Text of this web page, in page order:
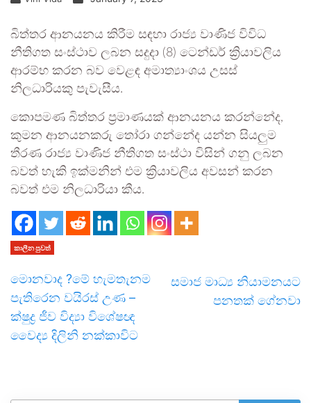
බිත්තර ආනයනය කිරීම සඳහා රාජ්‍ය වාණිජ විවිධ
නීතිගත සංස්ථාව ලබන සදුදා (8) ටෙන්ඩර් ක්‍රියාවලිය
ආරම්භ කරන බව වෙළඳ අමාත්‍යාංශය උසස්
නිලධාරියකු පැවැසීය.
කොපමණ බිත්තර ප්‍රමාණයක් ආනයනය කරන්නේද,
කුමන ආනයනකරු තෝරා ගන්නේද යන්න සියලුම
තීරණ රාජ්‍ය වාණිජ නීතිගත සංස්ථා විසින් ගනු ලබන
බවත් හැකි ඉක්මනින් එම ක්‍රියාවලිය අවසන් කරන
බවත් එම නිලධාරියා කීය.
කාලීන පුවත්
මොනවාද ?මේ හැමතැනම
පැතිරෙන වයිරස් උණ –
ක්ෂුද්‍ර ජීව විද්‍යා විශේෂඥ
වෛද්‍ය දිලිනි නක්කාවිට
සමාජ මාධ්‍ය නියාමනයට
පනතක් ගේනවා